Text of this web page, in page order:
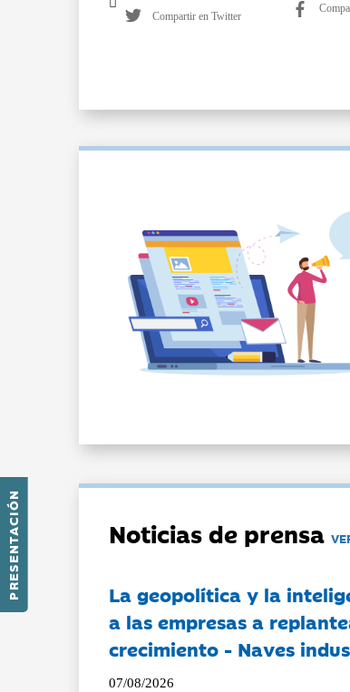
PRESENTACIÓN
Compartir en Twitter
Noticias de prensa
La geopolítica y la
a las empresas a
crecimiento - Naves
07/08/2026